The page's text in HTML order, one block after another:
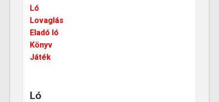
Ló
Lovaglás
Eladó ló
Könyv
Játék
Ló